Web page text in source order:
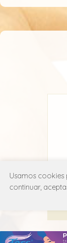
Usamos cookies
continuar,